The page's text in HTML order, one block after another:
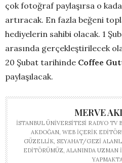
çok fotoğraf paylaşırsa o
artıracak. En fazla beğeni
hediyelerin sahibi olacak. 1
arasında gerçekleştirilecek
20 Şubat tarihinde Coffee
paylaşılacak.
MERVE
İSTANBUL ÜNIVERSITESI RADYO TV
AKDOĞAN, WEB IÇERIK
GÜZELLIK, SEYAHAT/GEZI
EDITÖRÜMÜZ, ALANINDA UZMAN